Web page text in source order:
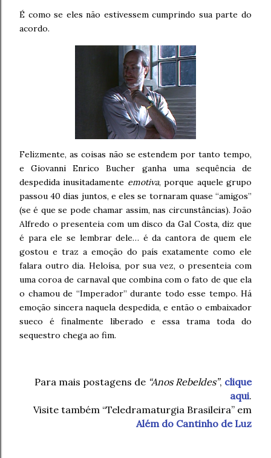
É como se eles não estivessem cumprindo sua parte do
acordo.
Felizmente, as coisas não se estendem por tanto tempo,
e Giovanni Enrico Bucher ganha uma sequência de
despedida inusitadamente emotiva, porque aquele grupo
passou 40 dias juntos, e eles se tornaram quase “amigos”
(se é que se pode chamar assim, nas circunstâncias). João
Alfredo o presenteia com um disco da Gal Costa, diz que
é para ele se lembrar dele… é da cantora de quem ele
gostou e traz a emoção do país exatamente como ele
falara outro dia. Heloísa, por sua vez, o presenteia com
uma coroa de carnaval que combina com o fato de que ela
o chamou de “Imperador” durante todo esse tempo. Há
emoção sincera naquela despedida, e então o embaixador
sueco é finalmente liberado e essa trama toda do
sequestro chega ao fim.
Para mais postagens de “Anos Rebeldes”, clique
aqui.
Visite também “Teledramaturgia Brasileira” em
Além do Cantinho de Luz